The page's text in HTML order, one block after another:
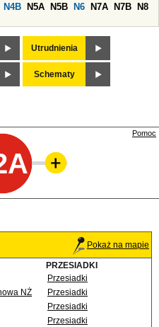
N4B N5A N5B N6 N7A N7B
N8
Utrudnienia
Schematy
Pomoc
Pokaż na mapie
PRZESIADKI
Przesiadki
NŻ
Przesiadki
Przesiadki
Przesiadki